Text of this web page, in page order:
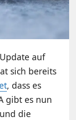
auf
sich bereits
, dass es
gibt es nun
die